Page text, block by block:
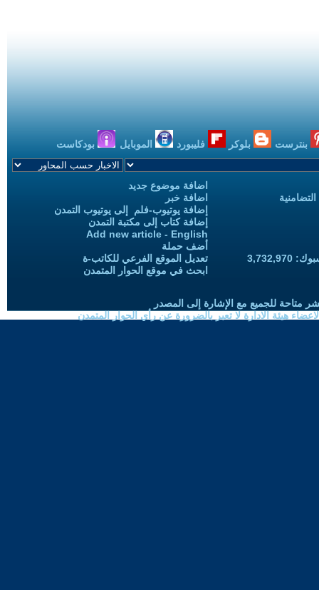
بنترست بلوكر فليبورد الموبايل بودكاست
اضافة موضوع جديد
اضافة خبر
إضافة يوتيوب-فلم إلى يوتيوب التمدن
إضافة كتاب إلى مكتبة التمدن
Add new article - English
أضف حملة
تعديل الموقع الفرعي للكاتب-ة
ابحث في موقع الحوار المتمدن
متاحة للجميع مع الإشارة إلى المصدر
هيئة الادارة لا تعبر بالضرورة عن رأي الحوار المتمدن